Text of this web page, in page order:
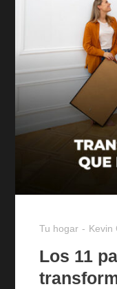
Tu hogar Kevin
Los 11